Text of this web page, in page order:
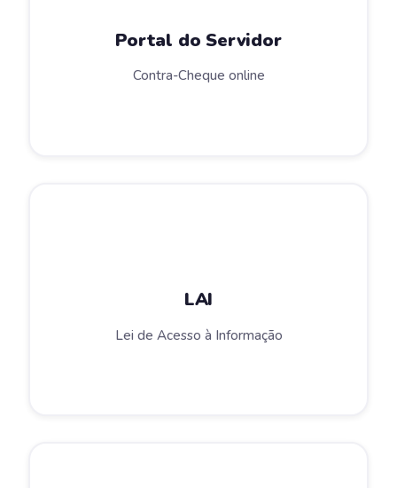
Portal do Servidor
Contra-Cheque online
LAI
Lei de Acesso à Informação